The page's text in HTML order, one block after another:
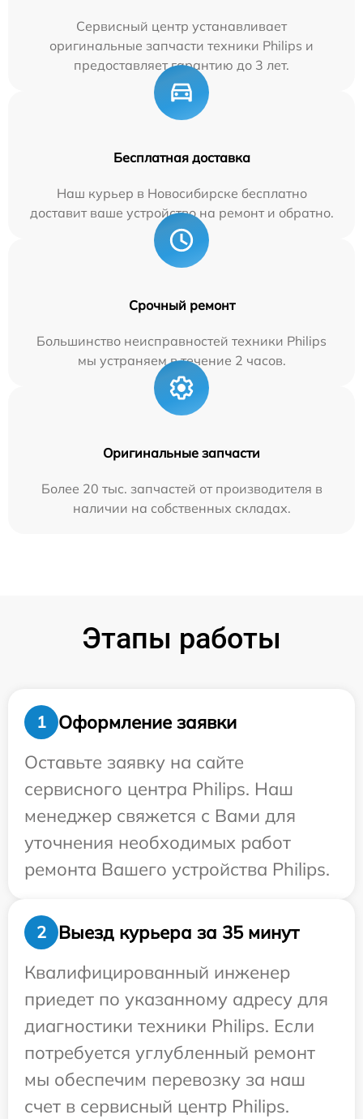
Сервисный центр устанавливает
оригинальные запчасти техники Philips и
предоставляет гарантию до 3 лет.
Бесплатная доставка
Наш курьер в Новосибирске бесплатно
доставит ваше устройство на ремонт и обратно.
Срочный ремонт
Большинство неисправностей техники Philips
мы устраняем в течение 2 часов.
Оригинальные запчасти
Более 20 тыс. запчастей от производителя в
наличии на собственных складах.
Этапы работы
1
Оформление заявки
Оставьте заявку на сайте
сервисного центра Philips. Наш
менеджер свяжется с Вами для
уточнения необходимых работ
ремонта Вашего устройства Philips.
2
Выезд курьера за 35 минут
Квалифицированный инженер
приедет по указанному адресу для
диагностики техники Philips. Если
потребуется углубленный ремонт
мы обеспечим перевозку за наш
счет в сервисный центр Philips.